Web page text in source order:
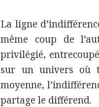
La ligne
même coup de
privilégié,
sur un univers où
moyenne,
partage le différend.